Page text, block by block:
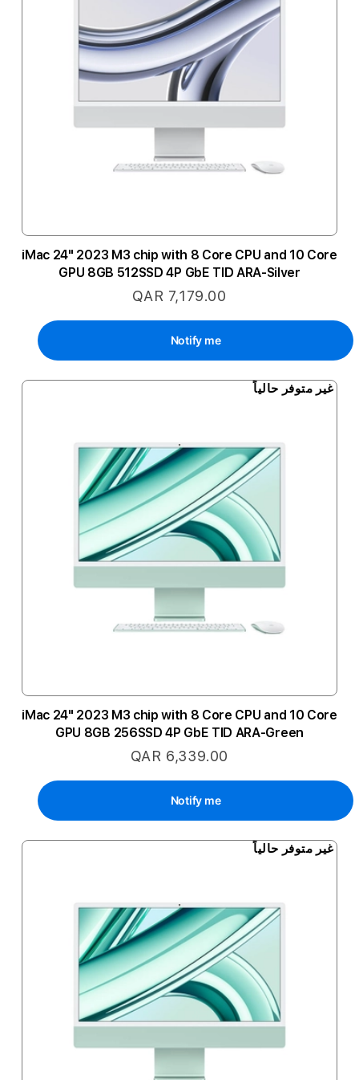
iMac 24" 2023 M3 chip with 8 Core CPU and 10 Core
GPU 8GB 512SSD 4P GbE TID ARA-Silver
QAR 7,179.00
Notify me
غير متوفر حالياً
iMac 24" 2023 M3 chip with 8 Core CPU and 10 Core
GPU 8GB 256SSD 4P GbE TID ARA-Green
QAR 6,339.00
Notify me
غير متوفر حالياً